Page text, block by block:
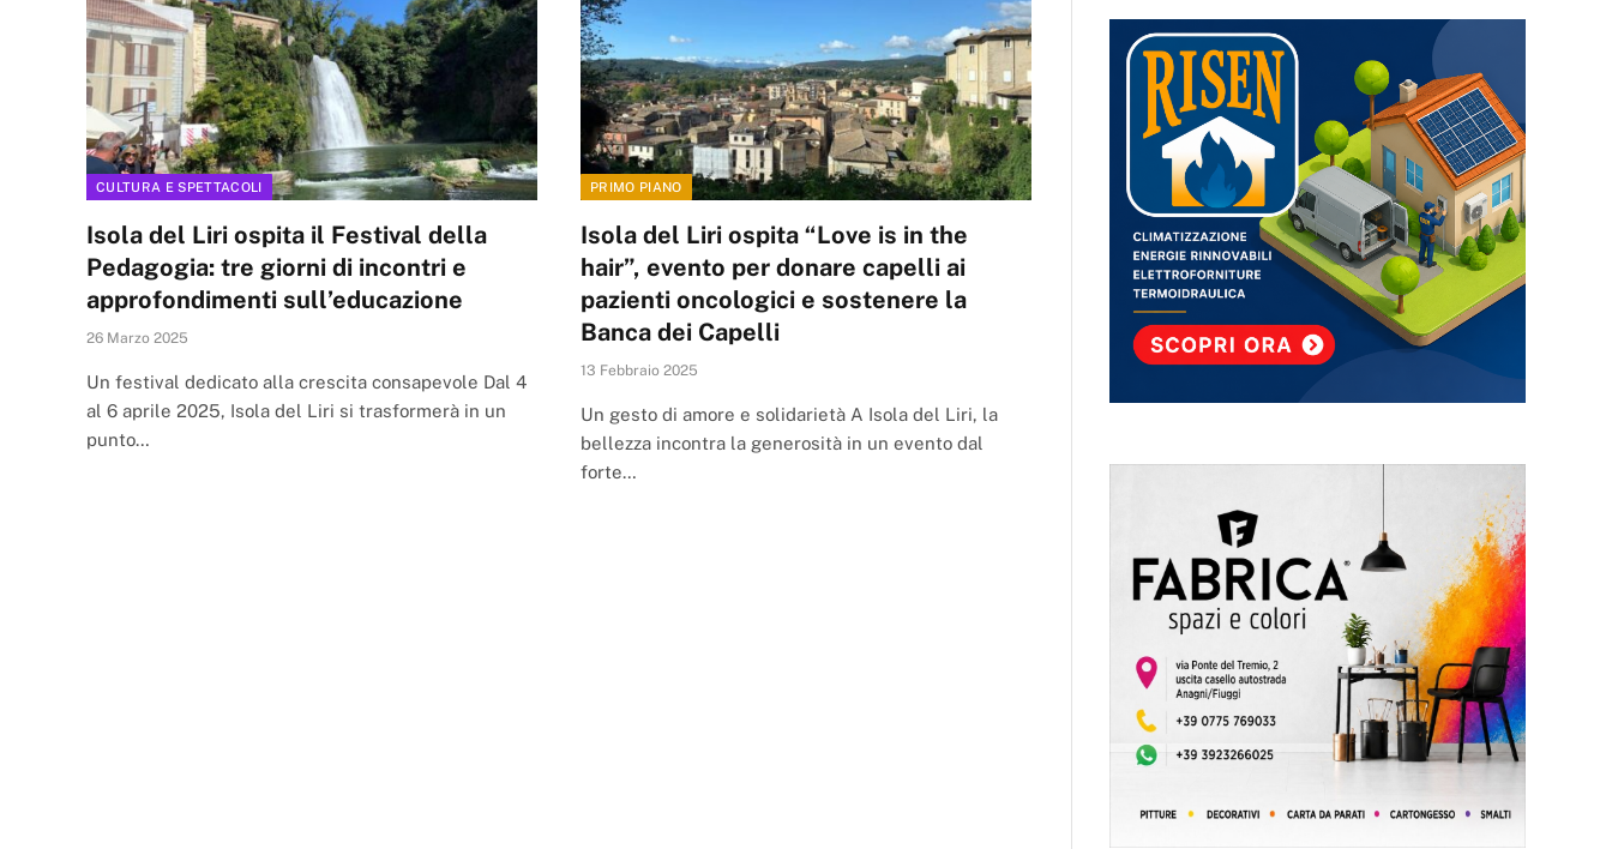
CULTURA E SPETTACOLI
Isola del Liri ospita il Festival della
Pedagogia: tre giorni di incontri e
approfondimenti sull’educazione
26 Marzo 2025
Un festival dedicato alla crescita consapevole Dal 4
al 6 aprile 2025, Isola del Liri si trasformerà in un
punto…
PRIMO PIANO
Isola del Liri ospita “Love is in the
hair”, evento per donare capelli ai
pazienti oncologici e sostenere la
Banca dei Capelli
13 Febbraio 2025
Un gesto di amore e solidarietà A Isola del Liri, la
bellezza incontra la generosità in un evento dal
forte…